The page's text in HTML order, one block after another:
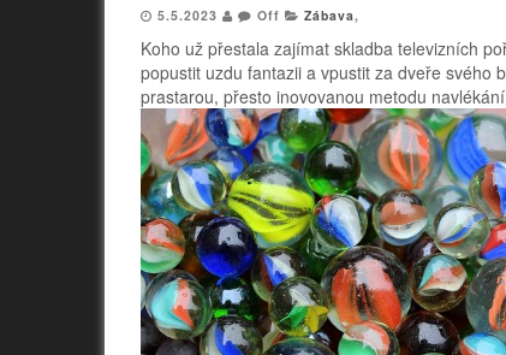
5.5.2023 Off Zábava,
Koho už přestala zajímat skladba televizních
popustit uzdu fantazii a vpustit za dveře svého
prastarou, přesto inovovanou metodu